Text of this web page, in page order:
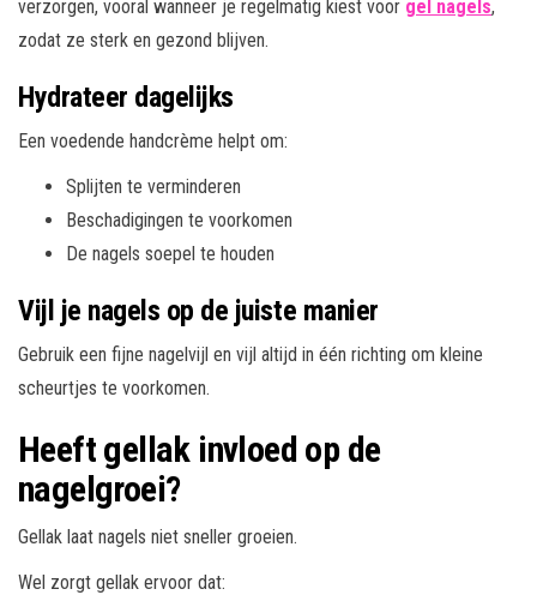
verzorgen, vooral wanneer je regelmatig kiest voor gel nagels,
zodat ze sterk en gezond blijven.
Hydrateer dagelijks
Een voedende handcrème helpt om:
Splijten te verminderen
Beschadigingen te voorkomen
De nagels soepel te houden
Vijl je nagels op de juiste manier
Gebruik een fijne nagelvijl en vijl altijd in één richting om kleine
scheurtjes te voorkomen.
Heeft gellak invloed op de
nagelgroei?
Gellak laat nagels niet sneller groeien.
Wel zorgt gellak ervoor dat: